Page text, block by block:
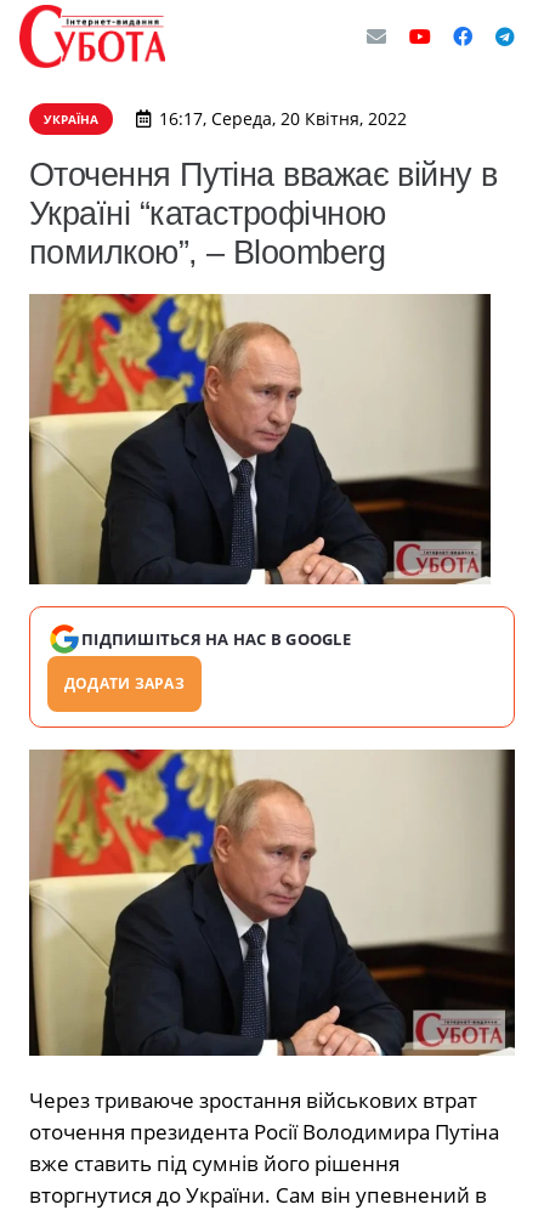
УКРАЇНА 16:17, Середа, 20 Квітня, 2022
Оточення Путіна вважає війну в
Україні “катастрофічною
помилкою”, – Bloomberg
ПІДПИШІТЬСЯ НА НАС В GOOGLE
ДОДАТИ ЗАРАЗ
Через триваюче зростання військових втрат
оточення президента Росії Володимира Путіна
вже ставить під сумнів його рішення
вторгнутися до України. Сам він упевнений в